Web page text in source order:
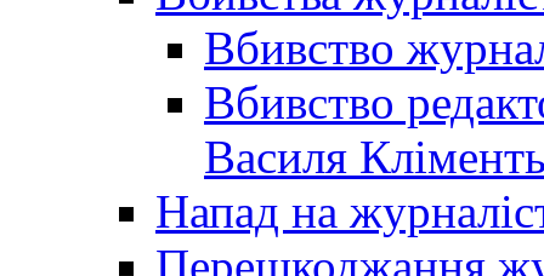
Вбивство
Вбивство
Василя
Напад на
Перешкоджання